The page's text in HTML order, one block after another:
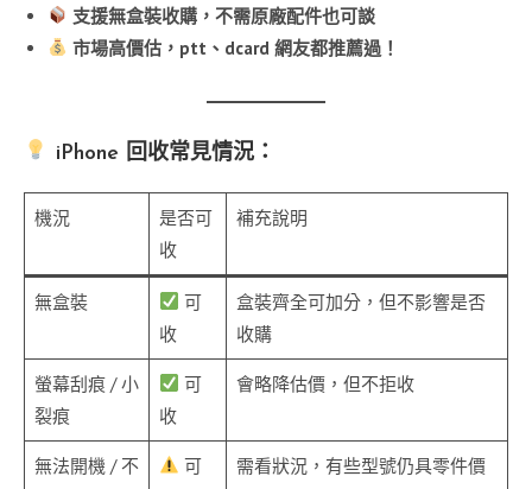
支援無盒裝收購，不需原廠配件也可談
市場高價估，ptt、dcard 網友都推薦過！
iPhone 回收常見情況：
機況
是否可
收
補充說明
無盒裝
可
收
盒裝齊全可加分，但不影響是否
收購
螢幕刮痕 / 小
裂痕
可
收
會略降估價，但不拒收
無法開機 / 不
可
需看狀況，有些型號仍具零件價